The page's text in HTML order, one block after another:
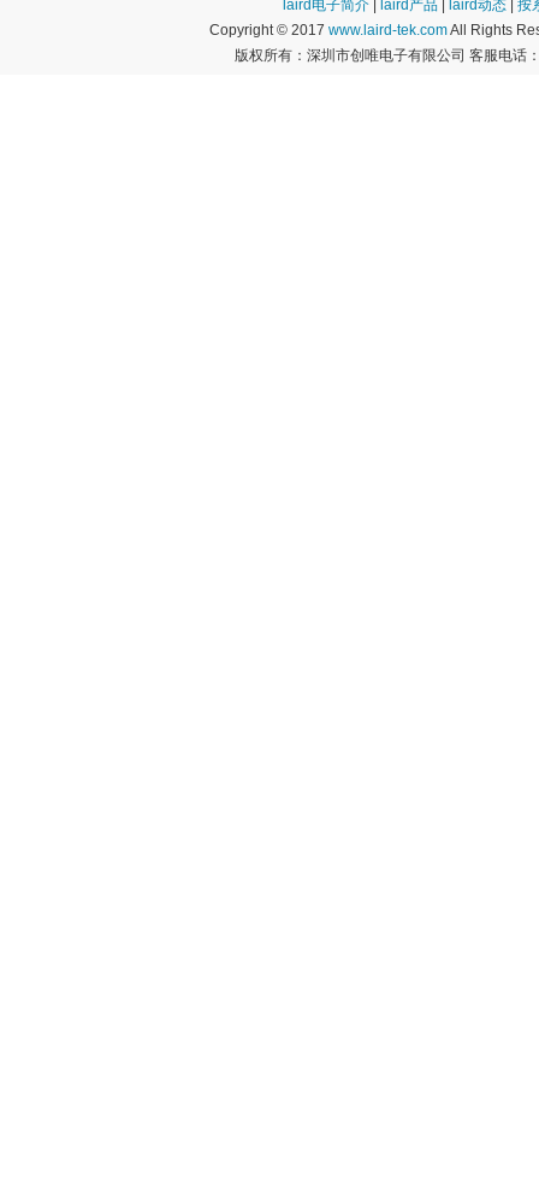
laird电子简介 laird产品 laird动态
按
Copyright © 2017 www.laird-tek.comAll Rights
版权所有：深圳市创唯电子有限公司 客服电话